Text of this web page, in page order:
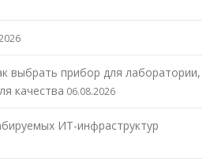
выбрать прибор для лаборатории,
качества 06.08.2026
ИТ-инфраструктур